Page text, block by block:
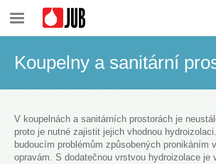
Hydroizolace a pokládka keramiky
Koupelny a sanitární
V koupelnách a sanitárních prostorách je
proto je nutné zajistit jejich vhodnou
budoucím problémům způsobených pronikáním
opravám. S dodatečnou vrstvou hydroizolace je